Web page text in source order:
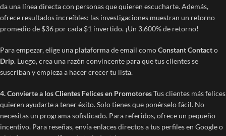
da una línea directa con personas que quieren escucharte. Además,
ofrece resultados increíbles: las investigaciones muestran un retorno
promedio de $36 por cada $1 invertido. ¡Un 3,600% de retorno!
Para empezar, elige una plataforma de email comoConstant Contacto
Drip. Luego, crea una razón convincente para que tus clientes se
suscriban y empieza a hacer crecer tu lista.
4. Convierte a los Clientes Felices en PromotoresTus clientes más felices
quieren ayudarte a tener éxito. Solo tienes que ponérselo fácil. No
necesitas un programa sofisticado. Para referidos, ofrece un pequeño
incentivo. Para reseñas, envía enlaces directos a tus perfiles en Google o